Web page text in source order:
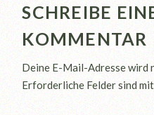
SCHREIBE
KOMMENTAR
Deine E-Mail-Adresse
Erforderliche Felder sind mit